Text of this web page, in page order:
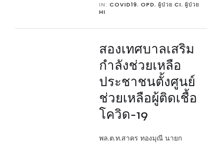
IN: COVID19, OPD, ผู้ป่วย CI, ผู้ป่วย
HI
สองเทศบาลเสริม
กำลังช่วยเหลือ
ประชาชนตั้งศูนย์
ช่วยเหลือผู้ติดเชื้อ
โควิด-19
พล.ต.ท.สาคร ทองมุณี นายก